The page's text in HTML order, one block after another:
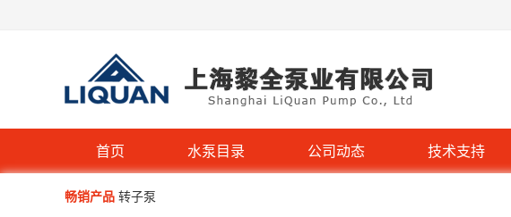
首页 水泵目录 公司动态 技术支持
畅销产品 转子泵
IHG立式管道离心泵-不锈钢IHGB